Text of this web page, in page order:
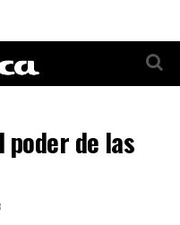
poder de las